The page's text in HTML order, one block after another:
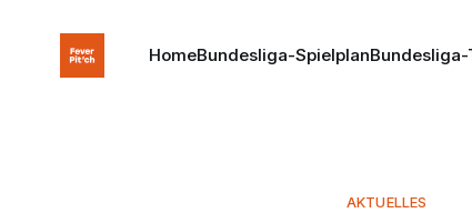
HomeBundesliga-Spielplan
AKTUELLES